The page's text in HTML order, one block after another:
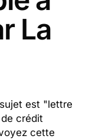
La
est "lettre
crédit
cette